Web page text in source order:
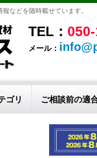
などを随時載せています。
TEL：
メール：
ゴリ ご相談前の適